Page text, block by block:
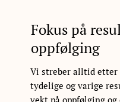
Fokus på
oppfølging
Vi streber alltid etter
tydelige og varige
vekt på oppfølging